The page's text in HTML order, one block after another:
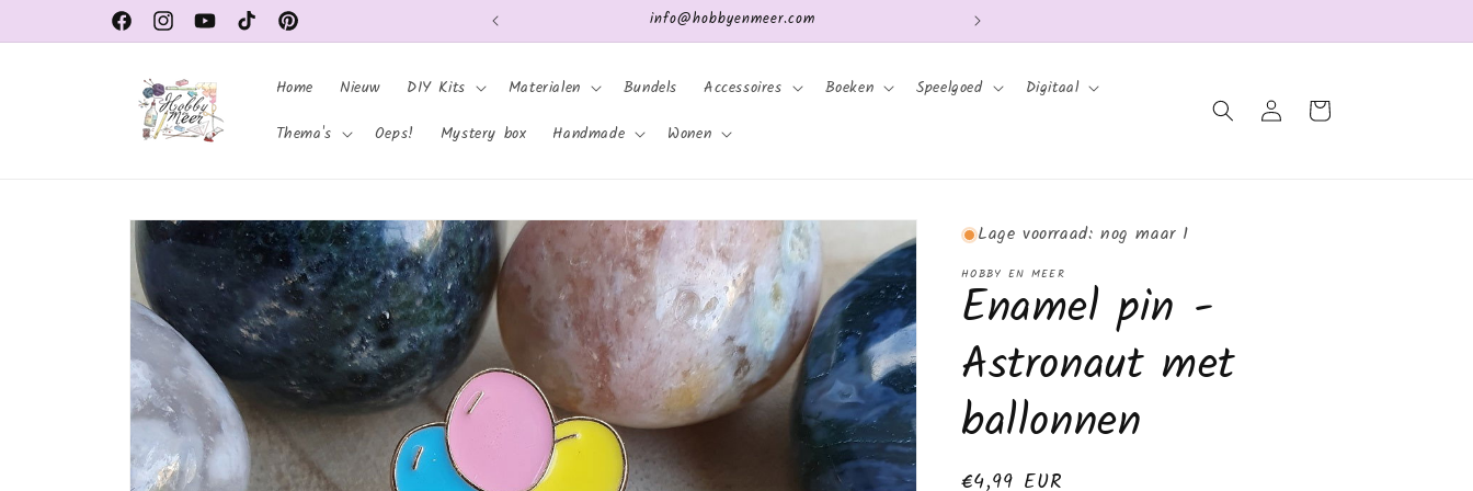
content
FacebookInstagramYouTubeTikTok Pinterest
Verzending: Nederland en België
Home Nieuw DIY Kits Materialen Bundels Accessoires Boeken Speelgoed
Digitaal
Thema's
Oeps! Mystery box Handmade Wonen
InloggenWinkelwagen
Ga direct naar
productinformatie
Lage voorraad: nog maar 1
HOBBY EN MEER
Enamel pin -
Astronaut met
ballonnen
Normale
€4,99 EUR